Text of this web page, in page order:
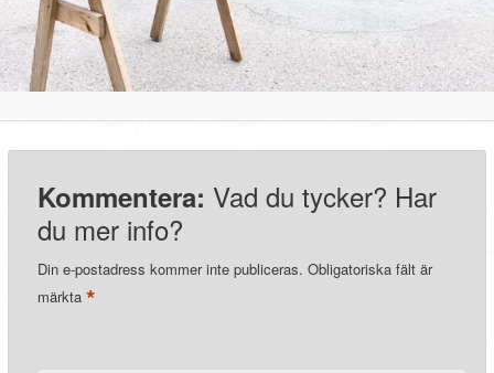
Kommentera: Vad du tycker? Har
du mer info?
Din e-postadress kommer inte publiceras. Obligatoriska fält är
märkta*